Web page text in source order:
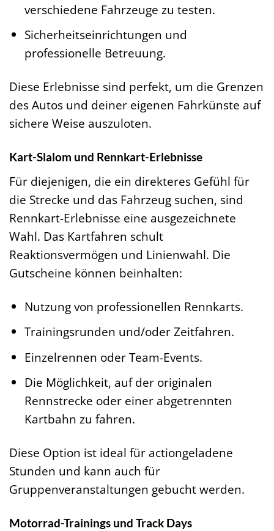
verschiedene Fahrzeuge zu testen.
Sicherheitseinrichtungen und
professionelle Betreuung.
Diese Erlebnisse sind perfekt, um die Grenzen
des Autos und deiner eigenen Fahrkünste auf
sichere Weise auszuloten.
Kart-Slalom und Rennkart-Erlebnisse
Für diejenigen, die ein direkteres Gefühl für
die Strecke und das Fahrzeug suchen, sind
Rennkart-Erlebnisse eine ausgezeichnete
Wahl. Das Kartfahren schult
Reaktionsvermögen und Linienwahl. Die
Gutscheine können beinhalten:
Nutzung von professionellen Rennkarts.
Trainingsrunden und/oder Zeitfahren.
Einzelrennen oder Team-Events.
Die Möglichkeit, auf der originalen
Rennstrecke oder einer abgetrennten
Kartbahn zu fahren.
Diese Option ist ideal für actiongeladene
Stunden und kann auch für
Gruppenveranstaltungen gebucht werden.
Motorrad-Trainings und Track Days